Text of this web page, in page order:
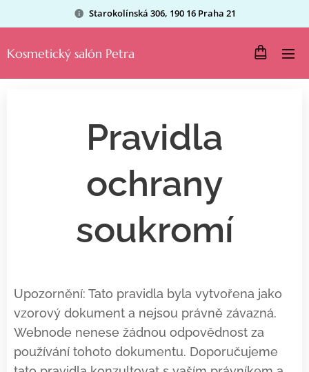
Starokolínská 306, 190 16 Praha 21
Kosmetický salón Petra
Pravidla
ochrany
soukromí
Upozornění: Tato pravidla byla vytvořena jako
vzorový dokument a nejsou právně závazná.
Webnode nenese žádnou odpovědnost za
používání tohoto dokumentu. Doporučujeme